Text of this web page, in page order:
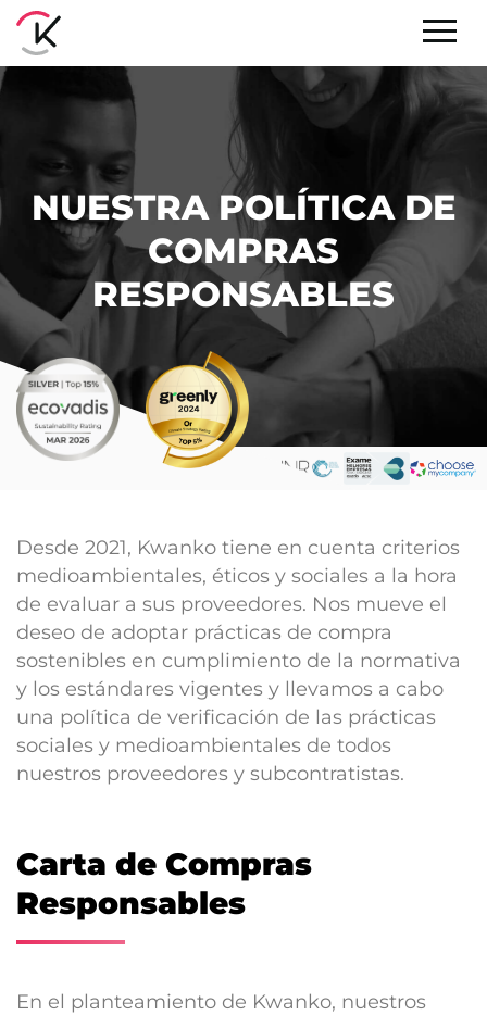
NUESTRA POLÍTICA DE
COMPRAS
RESPONSABLES
Desde 2021, Kwanko tiene en cuenta criterios
medioambientales, éticos y sociales a la hora
de evaluar a sus proveedores. Nos mueve el
deseo de adoptar prácticas de compra
sostenibles en cumplimiento de la normativa
y los estándares vigentes y llevamos a cabo
una política de verificación de las prácticas
sociales y medioambientales de todos
nuestros proveedores y subcontratistas.
Carta de Compras
Responsables
En el planteamiento de Kwanko, nuestros